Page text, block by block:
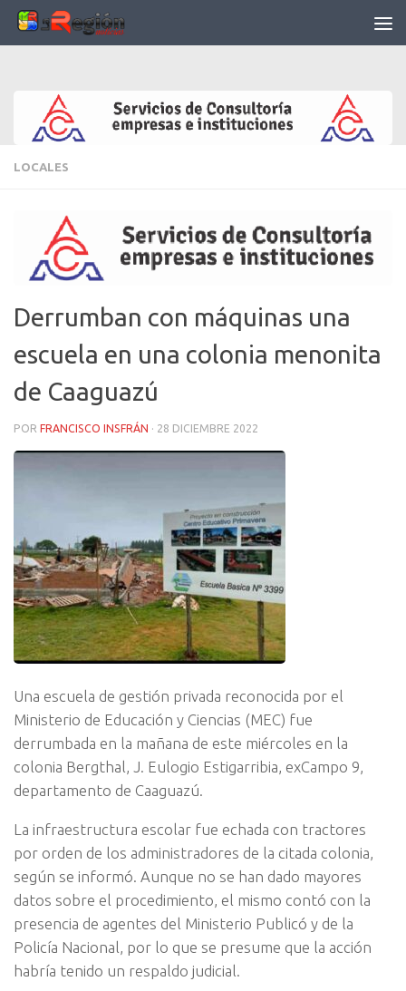
Saltar al contenido
LOCALES
Derrumban con máquinas una
escuela en una colonia menonita
de Caaguazú
POR FRANCISCO INSFRÁN · 28 DICIEMBRE 2022
Una escuela de gestión privada reconocida por el
Ministerio de Educación y Ciencias (MEC) fue
derrumbada en la mañana de este miércoles en la
colonia Bergthal, J. Eulogio Estigarribia, exCampo 9,
departamento de Caaguazú.
La infraestructura escolar fue echada con tractores
por orden de los administradores de la citada colonia,
según se informó. Aunque no se han dado mayores
datos sobre el procedimiento, el mismo contó con la
presencia de agentes del Ministerio Publicó y de la
Policía Nacional, por lo que se presume que la acción
habría tenido un respaldo judicial.